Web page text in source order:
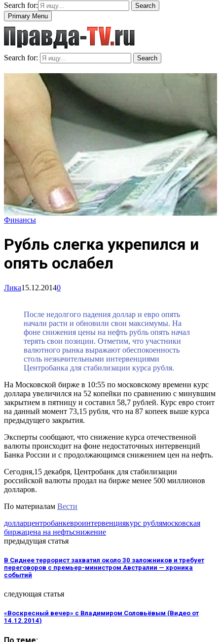
Search for:
Search
Primary Menu
Search for: Search
Финансы
Рубль слегка укрепился и
опять ослабел
Лика15.12.20140
После недолгого падения доллар и евро опять
начали расти и обновили свои максимумы. На
фоне снижения цены на нефть рубль опять начал
терять свои позиции. Отметим, что участники
валютного рынка выражают обеспокоенность
столь незначительными интервенциями
Центробанка для стабилизации курса рубля.
На Московской бирже в 10:55 по московскому времени курс
доллара увеличился на 52 копейки по сравнению с минувшим
закрытием в пятницу и составил 58,7 рублей. Курс евро стоит
на данный момент 73,15 рубля, что на 87 копеек выше курса
предыдущего закрытия.
Эксперты сообщают, что снижение курса отечественной
валюты происходит на фоне недостаточных интервенций
Банка России и с продолжающимся снижением цен на нефть.
Сегодня,15 декабря, Центробанк для стабилизации
российской валюты продал на бирже менее 500 миллионов
долларов.
По материалам Вести
долларцентробанкевроинтервенциякурс рублямосковская
биржацена на нефтьснижение
предыдущая статья
В Сиднее террорист захватил около 30 заложников и требует
переговоров с премьер-министром Австралии — хроника
событий
следующая статья
«Воскресный вечер» с Владимиром Соловьёвым (Видео от
14.12.2014)
По теме: